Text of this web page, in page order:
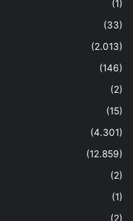
(1)
(33)
(2.013)
(146)
(2)
(15)
(4.301)
(12.859)
(2)
(1)
(2)